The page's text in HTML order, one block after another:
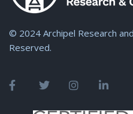
© 2024 Archipel Research
Reserved.